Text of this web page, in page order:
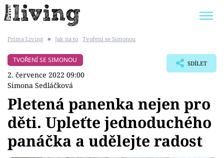
BYDLENÍ SLAVNÝCH
Témata
Bydlení
Prima Living ■ Jak na to Tvoření se Simonou
TVOŘENÍ SE SIMONOU
2. července 2022 09:00
Simona Sedláčková
SDÍLET
Pletená panenka nejen pro
děti. Upleťte jednoduchého
panáčka a udělejte radost